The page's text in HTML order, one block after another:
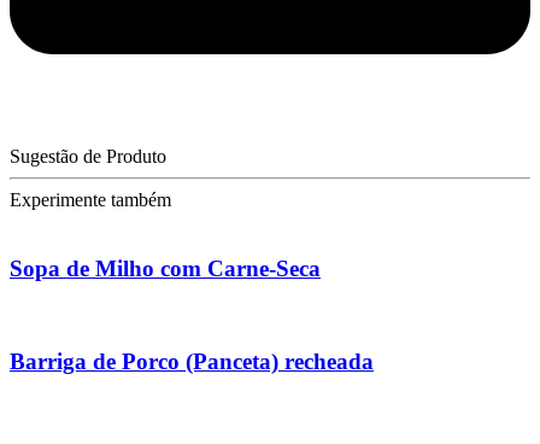
Sugestão de Produto
Experimente também
Sopa de Milho com Carne-Seca
Barriga de Porco (Panceta) recheada